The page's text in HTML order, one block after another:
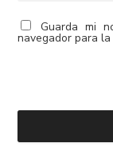
Guarda mi
navegador para